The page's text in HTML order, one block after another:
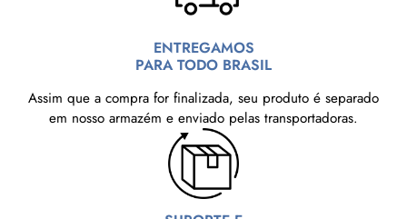
ENTREGAMOS
PARA TODO BRASIL
Assim que a compra for finalizada, seu produto é separado
em nosso armazém e enviado pelas transportadoras.